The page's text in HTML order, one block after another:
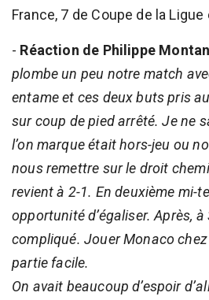
France, 7 de Coupe de la
- Réaction de Philippe
plombe un peu notre match
entame et ces deux buts pris
sur coup de pied arrêté. Je ne
l’on marque était hors-jeu ou
nous remettre sur le droit
revient à 2-1. En deuxième mi-
opportunité d’égaliser. Après,
compliqué. Jouer Monaco chez
partie facile.
On avait beaucoup d’espoir